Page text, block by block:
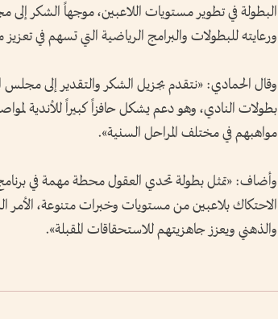
البطولة في تطوير مستويات اللاعبين، موجهاً الشكر
ورعايته للبطولات والبرامج الرياضية التي تسهم في
وقال الحمادي: «نتقدم بجزيل الشكر والتقدير إلى
بطولات النادي، وهو دعم يشكل حافزاً كبيراً للأندية
مواهبهم في مختلف المراحل السنية».
وأضاف: «تمثل بطولة تحدي العقول محطة مهمة في
الاحتكاك بلاعبين من مستويات وخبرات متنوعة، الأمر
والذهني ويعزز جاهزيتهم للاستحقاقات المقبلة».